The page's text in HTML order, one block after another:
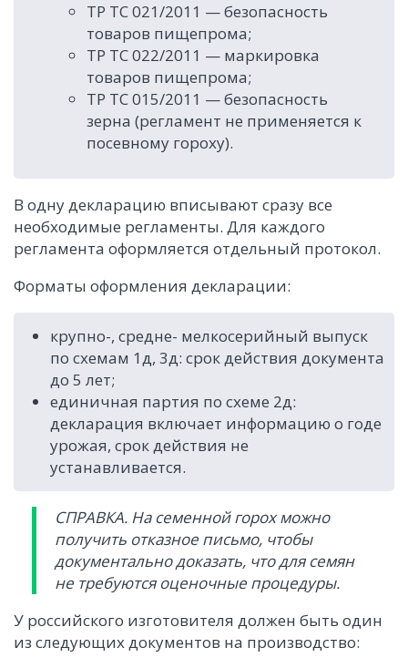
ТР ТС 021/2011 — безопасность
товаров пищепрома;
ТР ТС 022/2011 — маркировка
товаров пищепрома;
ТР ТС 015/2011 — безопасность
зерна (регламент не применяется к
посевному гороху).
В одну декларацию вписывают сразу все
необходимые регламенты. Для каждого
регламента оформляется отдельный протокол.
Форматы оформления декларации:
крупно-, средне- мелкосерийный выпуск
по схемам 1д, 3д: срок действия документа
до 5 лет;
единичная партия по схеме 2д:
декларация включает информацию о годе
урожая, срок действия не
устанавливается.
СПРАВКА. На семенной горох можно
получить отказное письмо, чтобы
документально доказать, что для семян
не требуются оценочные процедуры.
У российского изготовителя должен быть один
из следующих документов на производство: